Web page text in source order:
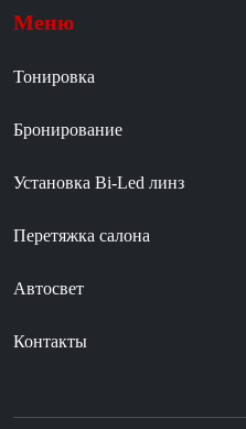
Меню
Тонировка
Бронирование
Установка Bi-Led линз
Перетяжка салона
Автосвет
Контакты